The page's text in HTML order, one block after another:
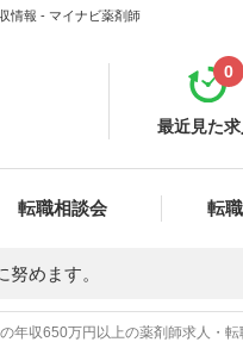
情報 - マイナビ薬剤師
最近見た求
0
転職相談会 転
めます。
年収650万円以上の薬剤師求人・転